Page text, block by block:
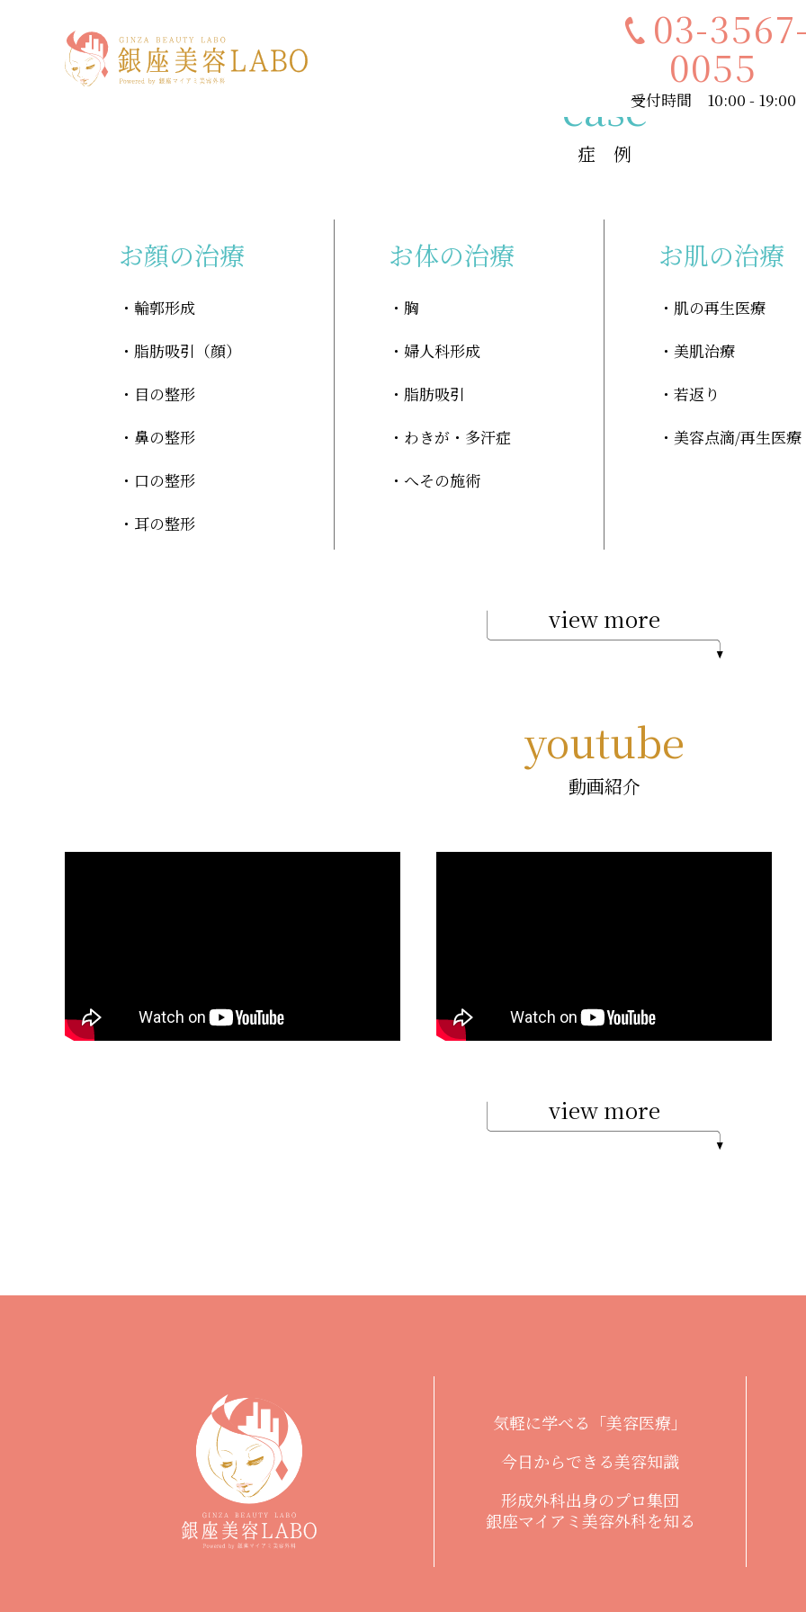
03-
0055
受付時間 10:00 - 19:00
case
症 例
お顔の治療
輪郭形成
脂肪吸引（顔）
目の整形
鼻の整形
口の整形
耳の整形
お体の治療
胸
婦人科形成
脂肪吸引
わきが・多汗症
へその施術
お肌の治療
肌の再生医療
美肌治療
若返り
美容点滴/再生医療
view more
youtube
動画紹介
view more
気軽に学べる「美容医療」
今日からできる美容知識
形成外科出身のプロ集団
銀座マイアミ美容外科を知る